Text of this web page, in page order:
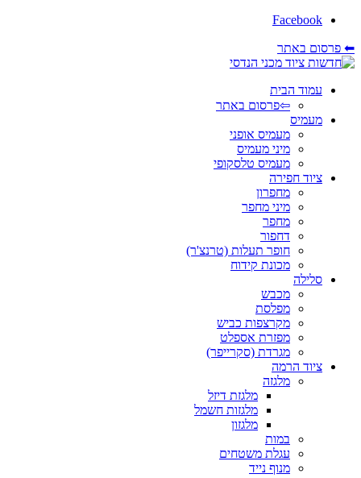
Facebook
⬅ פרסום באתר
עמוד הבית
⇦פרסום באתר
מעמיס
מעמיס אופני
מיני מעמיס
מעמיס טלסקופי
ציוד חפירה
מחפרון
מיני מחפר
מחפר
דחפור
חופר תעלות (טרנצ'ר)
מכונת קידוח
סלילה
מכבש
מפלסת
מקרצפות כביש
מפזרת אספלט
מגרדת (סקרייפר)
ציוד הרמה
מלגזה
מלגזת דיזל
מלגזות חשמל
מלגזון
במות
עגלת משטחים
מנוף נייד